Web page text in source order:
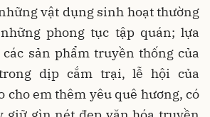
vật dụng sinh hoạt thường
phong tục tập quán; lựa
sản phẩm truyền thống của
dịp cắm trại, lễ hội của
cho em thêm yêu quê hương, có